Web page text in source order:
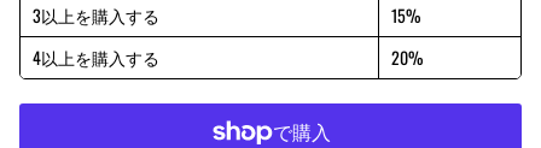
3以上を購入する
15%
4以上を購入する
20%